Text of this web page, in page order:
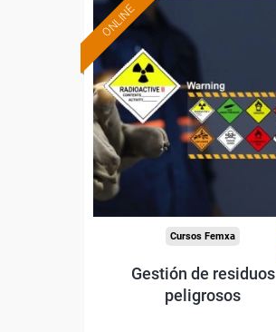
ONLINE
Formación 100%
subvencionada.
Para desempleados,
trabajadores y autónomos.
Sector
-Mediambiente.
Cursos Femxa
Gestión de residuos
peligrosos